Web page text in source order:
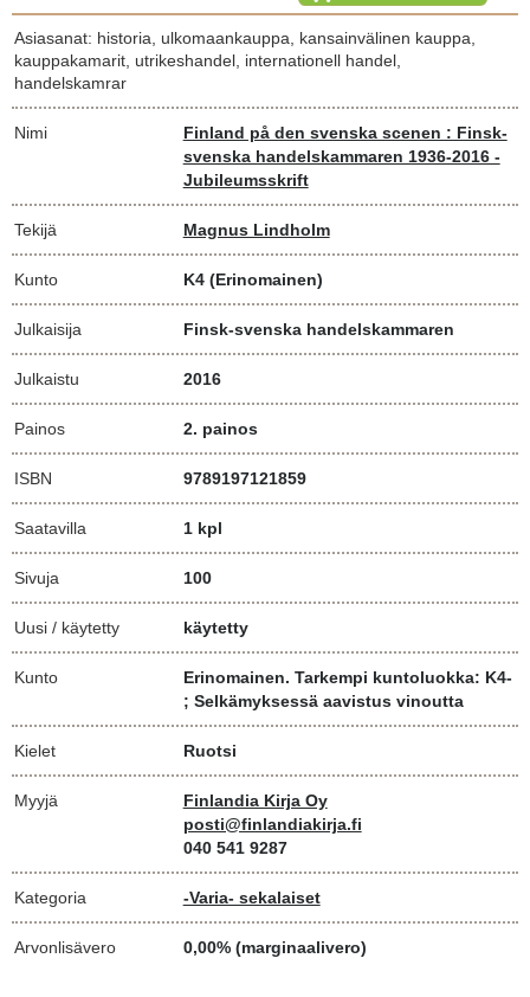
Asiasanat: historia, ulkomaankauppa, kansainvälinen kauppa,
kauppakamarit, utrikeshandel, internationell handel,
handelskamrar
Nimi
Finland på den svenska scenen : Finsk-
svenska handelskammaren 1936-2016 -
Jubileumsskrift
Tekijä Magnus Lindholm
Kunto K4 (Erinomainen)
Julkaisija Finsk-svenska handelskammaren
Julkaistu 2016
Painos 2. painos
ISBN 9789197121859
Saatavilla 1 kpl
Sivuja 100
Uusi / käytetty käytetty
Kunto
Erinomainen. Tarkempi kuntoluokka: K4-
; Selkämyksessä aavistus vinoutta
Kielet Ruotsi
Myyjä
Finlandia Kirja Oy
posti@finlandiakirja.fi
040 541 9287
Kategoria -Varia- sekalaiset
Arvonlisävero 0,00% (marginaalivero)